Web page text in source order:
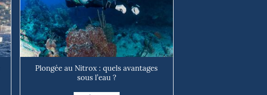
Plongée au Nitrox : quels avantages
sous l’eau ?